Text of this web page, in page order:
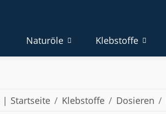
Naturöle Klebstoffe
Startseite Klebstoffe Dosieren